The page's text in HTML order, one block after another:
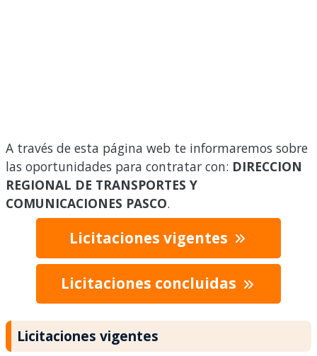
A través de esta página web te informaremos sobre
las oportunidades para contratar con: DIRECCION
REGIONAL DE TRANSPORTES Y
COMUNICACIONES PASCO.
Licitaciones vigentes
Licitaciones concluidas
Licitaciones vigentes